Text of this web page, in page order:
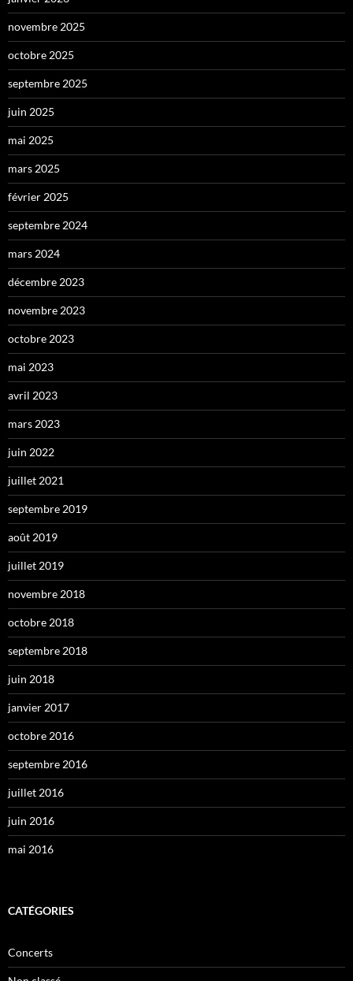
novembre 2025
octobre 2025
septembre 2025
juin 2025
mai 2025
mars 2025
février 2025
septembre 2024
mars 2024
décembre 2023
novembre 2023
octobre 2023
mai 2023
avril 2023
mars 2023
juin 2022
juillet 2021
septembre 2019
août 2019
juillet 2019
novembre 2018
octobre 2018
septembre 2018
juin 2018
janvier 2017
octobre 2016
septembre 2016
juillet 2016
juin 2016
mai 2016
CATÉGORIES
Concerts